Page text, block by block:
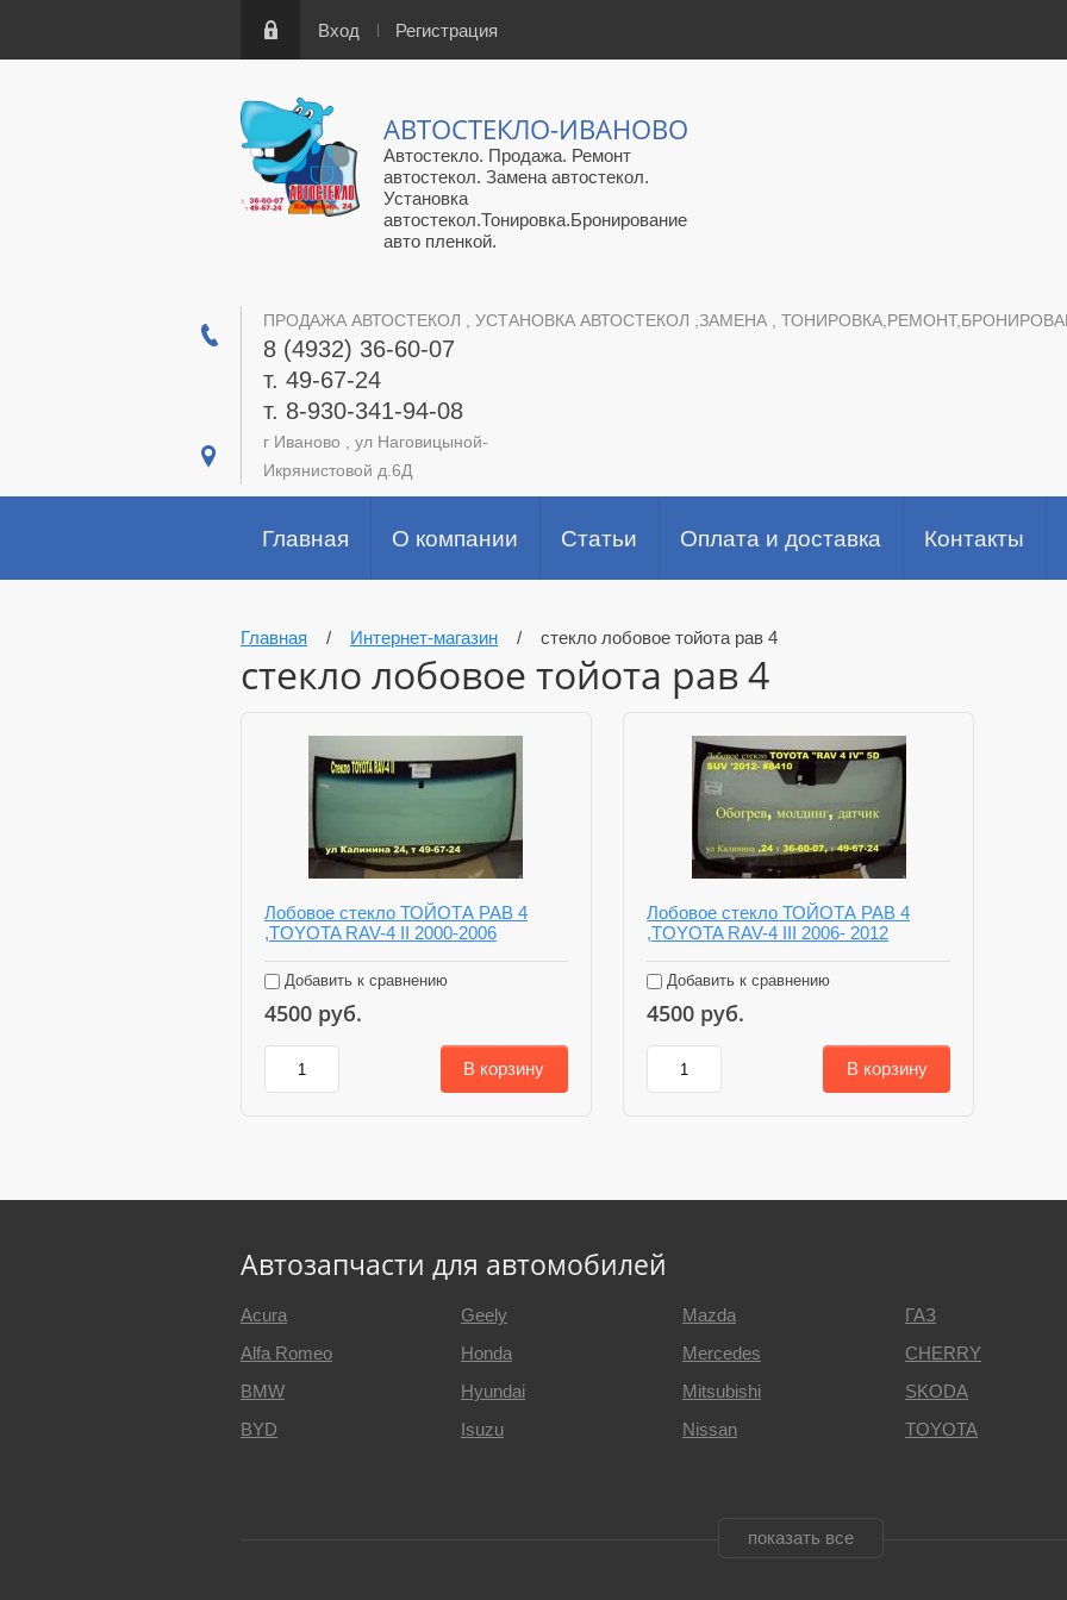
Вход Регистрация
АВТОСТЕКЛО-ИВАНОВО
Автостекло. Продажа. Ремонт
автостекол. Замена автостекол.
Установка
автостекол.Тонировка.Бронирование
авто пленкой.
ПРОДАЖА АВТОСТЕКОЛ , УСТАНОВКА АВТОСТЕКОЛ ,ЗАМЕНА ,
8 (4932) 36-60-07
т. 49-67-24
т. 8-930-341-94-08
г Иваново , ул Наговицыной-
Икрянистовой д.6Д
Главная О компании Статьи Оплата и доставка Контакты
Главная / Интернет-магазин / стекло лобовое тойота рав 4
стекло лобовое тойота рав 4
Лобовое стекло ТОЙОТА РАВ 4
,TOYOTA RAV-4 II 2000-2006
Добавить к сравнению
4500 руб.
В корзину
Лобовое стекло ТОЙОТА РАВ 4
,TOYOTA RAV-4 III 2006- 2012
Добавить к сравнению
4500 руб.
В корзину
Автозапчасти для автомобилей
Acura
Alfa Romeo
BMW
BYD
Geely
Honda
Hyundai
Isuzu
Mazda
Mercedes
Mitsubishi
Nissan
ГАЗ
CHERRY
SKODA
TOYOTA
показать все